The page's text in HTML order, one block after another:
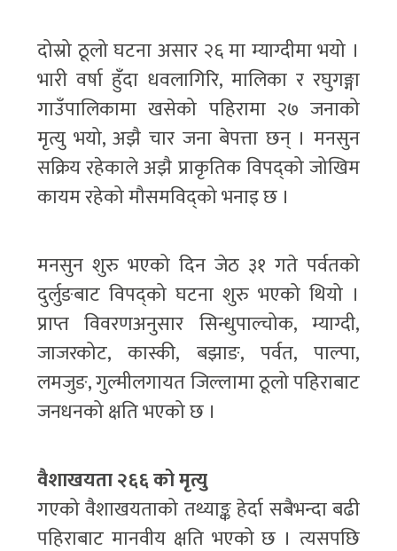
दोस्रो ठूलो घटना असार २६ मा म्याग्दीमा भयो ।
भारी वर्षा हुँदा धवलागिरि, मालिका र रघुगङ्गा
गाउँपालिकामा खसेको पहिरामा २७ जनाको
मृत्यु भयो, अझै चार जना बेपत्ता छन् । मनसुन
सक्रिय रहेकाले अझै प्राकृतिक विपद्को जोखिम
कायम रहेको मौसमविद्को भनाइ छ ।
मनसुन शुरु भएको दिन जेठ ३१ गते पर्वतको
दुर्लुङबाट विपद्को घटना शुरु भएको थियो ।
प्राप्त विवरणअनुसार सिन्धुपाल्चोक, म्याग्दी,
जाजरकोट, कास्की, बझाङ, पर्वत, पाल्पा,
लमजुङ, गुल्मीलगायत जिल्लामा ठूलो पहिराबाट
जनधनको क्षति भएको छ ।
वैशाखयता २६६ को मृत्यु
गएको वैशाखयताको तथ्याङ्क हेर्दा सबैभन्दा बढी
पहिराबाट मानवीय क्षति भएको छ । त्यसपछि